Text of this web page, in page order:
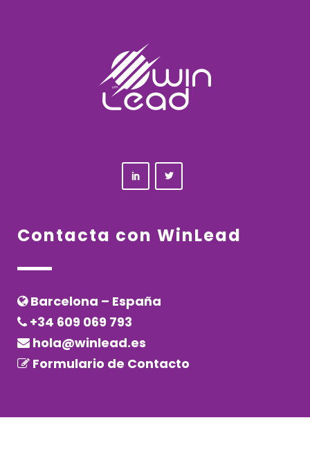
Contacta con WinLead
Barcelona – España
+34 609 069 793
hola@winlead.es
Formulario de Contacto